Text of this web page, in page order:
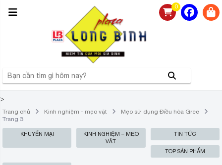
0
>
Trang chủ Kinh nghiệm - mẹo vặt
Mẹo sử dụng Điều hòa Gree
Trang 3
KHUYẾN MẠI
KINH NGHIỆM – MẸO
VẶT
TIN TỨC
TOP SẢN PHẨM